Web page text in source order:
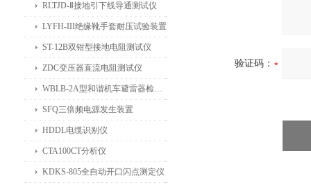
验证码：
RLTJD-Ⅱ接地引下线导通测试仪
LYFH-III绝缘靴手套耐压试验装置
ST-12B双钳型接地电阻测试仪
ZDC变压器直流电阻测试仪
WBLB-2A型和谐机车避雷器检测仪
SFQ三倍频电源发生装置
HDDL电缆识别仪
CTA100CT分析仪
KDKS-805全自动开口闪点测定仪